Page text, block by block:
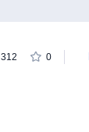
312 0